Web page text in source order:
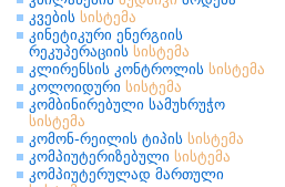
კვების სისტემა
კინეტიკური ენერგიის
რეკუპერაციის სისტემა
კლირენსის კონტროლის სისტემა
კოლოიდური სისტემა
კომბინირებული სამუხრუჭო
სისტემა
კომონ-რეილის ტიპის სისტემა
კომპიუტერიზებული სისტემა
კომპიუტერულად მართული